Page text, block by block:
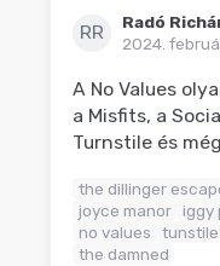
RR
Radó
2024.
A No Values
a Misfits, a
Turnstile és
the dillinger
joyce manor iggy
no values
tunstile
the damned